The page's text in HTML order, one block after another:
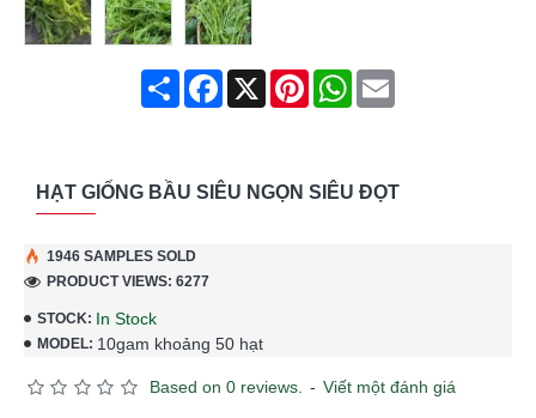
ShareFacebook
X PinterestWhatsApp
Email
HẠT GIỐNG BẦU SIÊU NGỌN SIÊU ĐỌT
STOCK: In Stock
MODEL: 10gam khoảng 50 hạt
1946 SAMPLES SOLD
PRODUCT VIEWS: 6277
Based on 0 reviews. - Viết một đánh giá